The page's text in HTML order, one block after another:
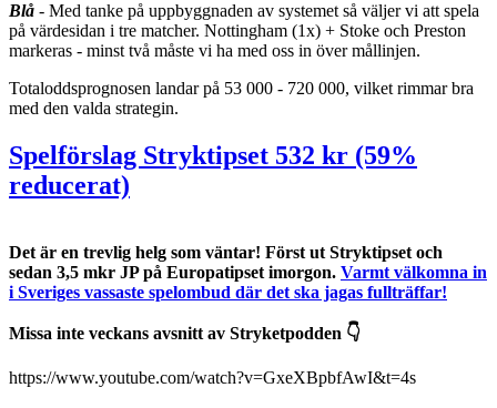
Blå - Med tanke på uppbyggnaden av systemet så väljer vi att spela
på värdesidan i tre matcher. Nottingham (1x) + Stoke och Preston
markeras - minst två måste vi ha med oss in över mållinjen.
Totaloddsprognosen landar på 53 000 - 720 000, vilket rimmar bra
med den valda strategin.
Spelförslag Stryktipset 532 kr (59%
reducerat)
Det är en trevlig helg som väntar! Först ut Stryktipset och
sedan 3,5 mkr JP på Europatipset imorgon. Varmt välkomna in
i Sveriges vassaste spelombud där det ska jagas fullträffar!
Missa inte veckans avsnitt av Stryketpodden 👇
https://www.youtube.com/watch?v=GxeXBpbfAwI&t=4s